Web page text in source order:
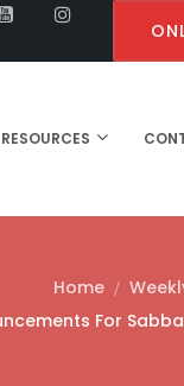
RESOURCES
Home
For